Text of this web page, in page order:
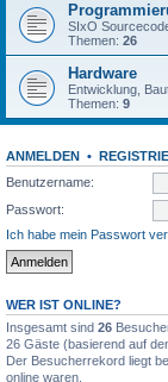
SIxO
Themen: 26
Hardware
Entwicklung,
Themen: 9
ANMELDEN •
Benutzername:
Passwort:
Ich habe mein Passwort
WER IST ONLINE?
Insgesamt sind 26
26 Gäste (basierend auf
Der Besucherrekord liegt
online waren.